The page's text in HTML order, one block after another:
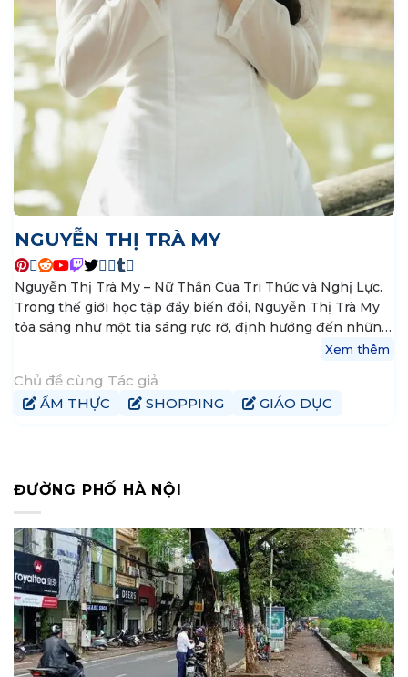
NGUYỄN THỊ TRÀ MY
Nguyễn Thị Trà My – Nữ Thần Của Tri Thức và Nghị Lực.
Trong thế giới học tập đầy biến đổi, Nguyễn Thị Trà My
tỏa sáng như một tia sáng rực rỡ, định hướng đến những
nguyên tắc vững vàng của tri thức và khát vọng thành
tophanoiaz.com, nơi cô góp phần xây dựng và chia sẻ
kiến thức đến cộng đồng mạng.
Xem thêm
Chủ đề cùng Tác giả
ẨM THỰC
SHOPPING GIÁO DỤC
ĐƯỜNG PHỐ HÀ NỘI